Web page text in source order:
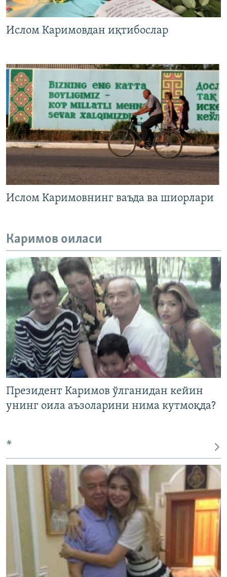
Ислом Каримовдан иқтибослар
Ислом Каримовнинг ваъда ва шиорлари
Каримов оиласи
Президент Каримов ўлганидан кейин
унинг оила аъзоларини нима кутмоқда?
*